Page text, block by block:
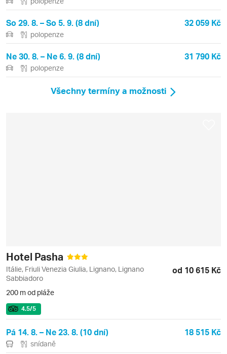
So 29. 8. – So 5. 9. (8 dní) 32 059 Kč
polopenze
Ne 30. 8. – Ne 6. 9. (8 dní) 31 790 Kč
polopenze
Všechny termíny a možnosti
Hotel Pasha
Itálie, Friuli Venezia Giulia, Lignano, Lignano
Sabbiadoro
od 10 615 Kč
200 m od pláže
4.5/5
Pá 14. 8. – Ne 23. 8. (10 dní) 18 515 Kč
snídaně